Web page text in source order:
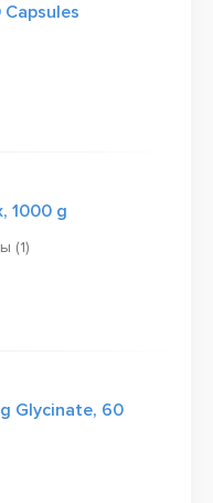
1000 g
(1)
Glycinate, 60